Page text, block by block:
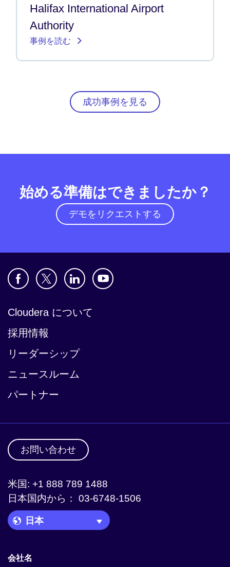
Halifax International Airport
Authority
事例を読む
成功事例を見る
始める準備はできましたか？
デモをリクエストする
Cloudera について
採用情報
リーダーシップ
ニュースルーム
パートナー
お問い合わせ
米国: +1 888 789 1488
日本国内から： 03-6748-1506
Language Picker
会社名